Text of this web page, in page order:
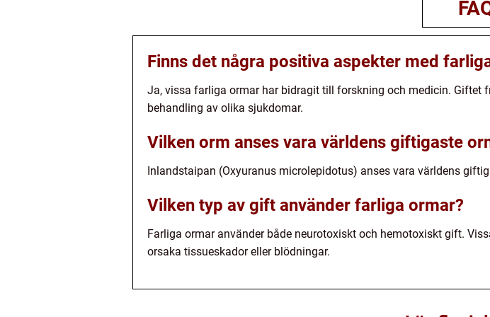
Finns det några positiva aspekter med
Ja, vissa farliga ormar har bidragit till forskning och medicin.
behandling av olika sjukdomar.
Vilken orm anses vara världens giftigaste
Inlandstaipan (Oxyuranus microlepidotus) anses vara världens
Vilken typ av gift använder farliga ormar?
Farliga ormar använder både neurotoxiskt och hemotoxiskt gift.
orsaka tissueskador eller blödningar.